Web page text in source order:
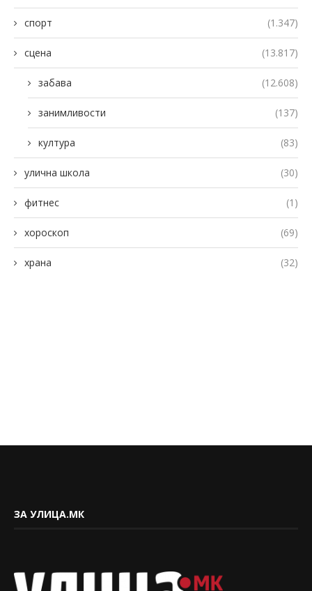
спорт (1.347)
сцена (13.817)
забава (12.608)
занимливости (137)
култура (83)
улична школа (30)
фитнес (1)
хороскоп (69)
храна (32)
ЗА УЛИЦА.МК